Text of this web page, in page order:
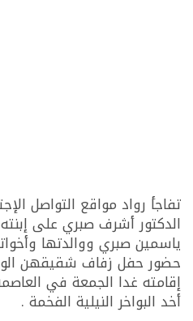
تفاجأ رواد مواقع التواصل
الدكتور أشرف صبري على
ياسمين صبري ووالدتها
حضور حفل زفاف شقيقهن
إقامته غدا الجمعة في
أخد البواخر النيلية الفخمة .